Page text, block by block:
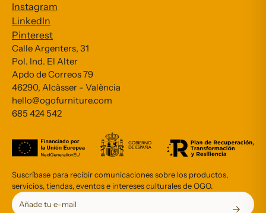
Instagram
LinkedIn
Pinterest
Calle Argenters, 31
Pol. Ind. El Alter
Apdo de Correos 79
46290, Alcàsser - València
hello@ogofurniture.com
685 424 542
Suscríbase para recibir comunicaciones sobre los productos,
servicios, tiendas, eventos e intereses culturales de OGO.
Subscribe to our Newsletter
Email Address